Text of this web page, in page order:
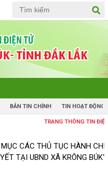
BẢN TIN CHÍNH TIN HOẠT ĐỘNG
TRANG THÔNG TIN ĐIỆN TỬ ỦY BAN